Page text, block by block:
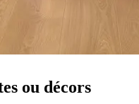
ou décors